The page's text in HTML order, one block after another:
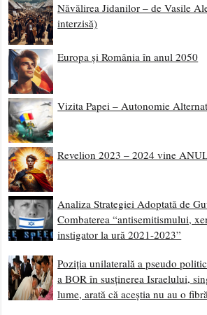
Năvălirea Jidanilor – de Vasile
interzisă)
Europa și România în anul 2050
Vizita Papei – Autonomie
Revelion 2023 – 2024 vine
Analiza Strategiei Adoptată de
Combaterea “antisemitismului,
instigator la ură 2021-2023”
Poziția unilaterală a pseudo
a BOR în susținerea Israelului,
lume, arată că aceștia nu au o